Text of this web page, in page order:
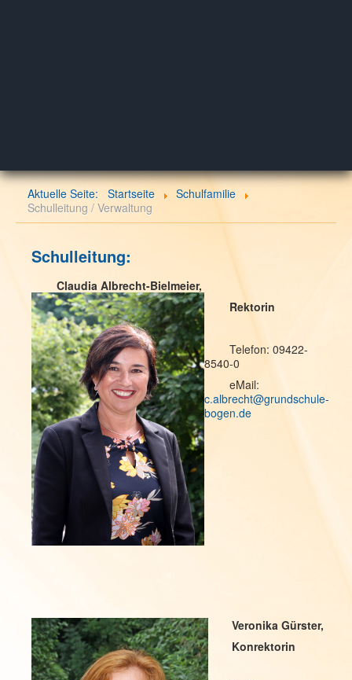
Aktuelle Seite: Startseite
Schulfamilie
Schulleitung / Verwaltung
Schulleitung:
Claudia Albrecht-Bielmeier,
Rektorin
Telefon: 09422-
8540-0
eMail:
c.albrecht@grundschule-
bogen.de
Veronika Gürster,
Konrektorin